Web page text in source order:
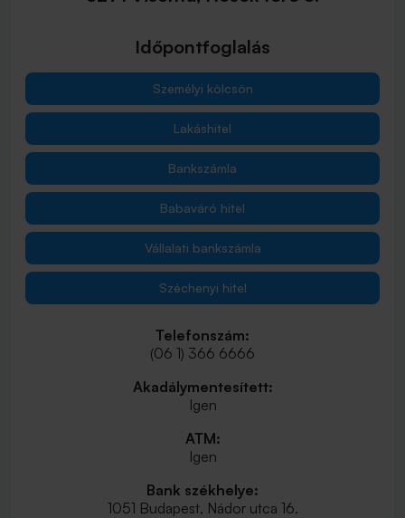
Időpontfoglalás
Személyi kölcsön
Lakáshitel
Bankszámla
Babaváró hitel
Vállalati bankszámla
Széchenyi hitel
Telefonszám:
(06 1) 366 6666
Akadálymentesített:
Igen
ATM:
Igen
Bank székhelye:
1051 Budapest, Nádor utca 16.